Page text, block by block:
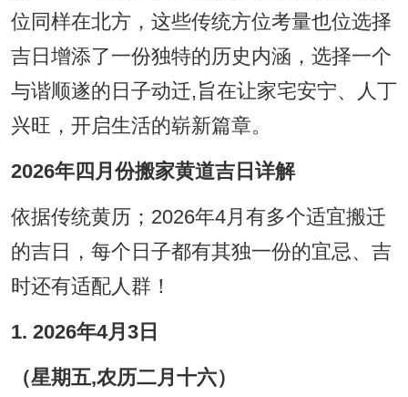
位同样在北方，这些传统方位考量也位选择
吉日增添了一份独特的历史内涵，选择一个
与谐顺遂的日子动迁,旨在让家宅安宁、人丁
兴旺，开启生活的崭新篇章。
2026年四月份搬家黄道吉日详解
依据传统黄历；2026年4月有多个适宜搬迁
的吉日，每个日子都有其独一份的宜忌、吉
时还有适配人群！
1. 2026年4月3日
（星期五,农历二月十六）